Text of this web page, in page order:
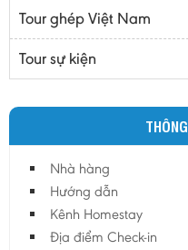
Đồng Nai
Đồng Tháp
Đắc Lắc
Hà Nam
Hà Tĩnh
Hà Tây
Tour ghép Việt Nam
Tour sự kiện
Nhà hàng
Hướng dẫn
Kênh Homestay
Địa điểm Check-in